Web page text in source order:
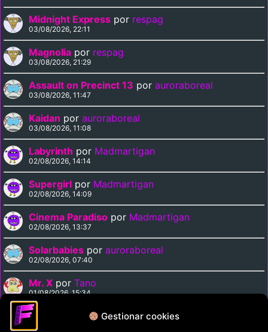
Gestionar cookies
Midnight Express por respag
03/08/2026, 22:11
Magnolia por respag
03/08/2026, 21:29
Assault on Precinct 13 por auroraboreal
03/08/2026, 11:47
Kaidan por auroraboreal
03/08/2026, 11:08
Labyrinth por Madmartigan
02/08/2026, 14:14
Supergirl por Madmartigan
02/08/2026, 14:09
Cinema Paradiso por Madmartigan
02/08/2026, 13:37
Solarbabies por auroraboreal
02/08/2026, 07:40
Mr. X por Tano
01/08/2026, 15:34
Medusa Against the Son of Hercules